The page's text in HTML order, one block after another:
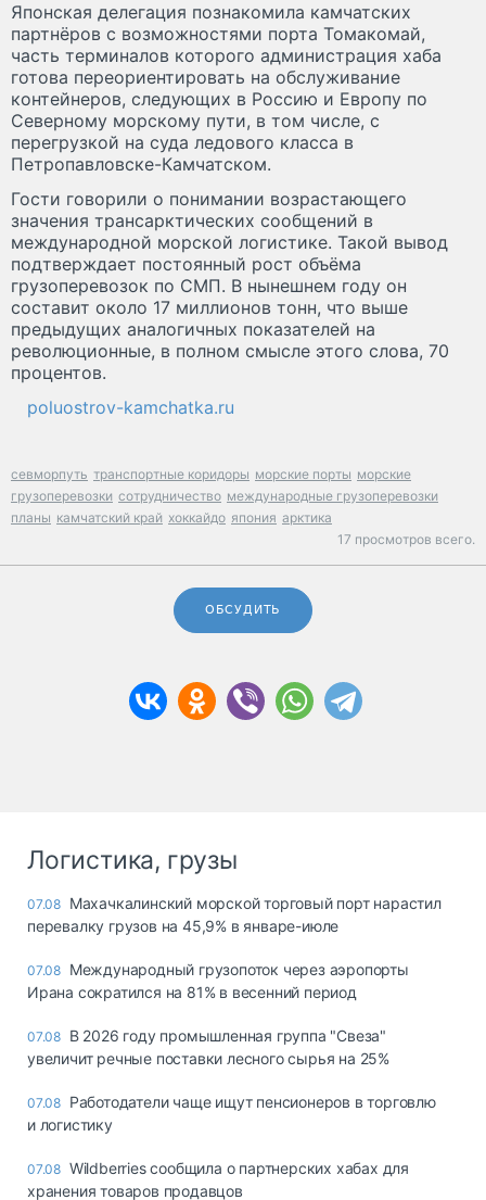
Японская делегация познакомила камчатских
партнёров с возможностями порта Томакомай,
часть терминалов которого администрация хаба
готова переориентировать на обслуживание
контейнеров, следующих в Россию и Европу по
Северному морскому пути, в том числе, с
перегрузкой на суда ледового класса в
Петропавловске-Камчатском.
Гости говорили о понимании возрастающего
значения трансарктических сообщений в
международной морской логистике. Такой вывод
подтверждает постоянный рост объёма
грузоперевозок по СМП. В нынешнем году он
составит около 17 миллионов тонн, что выше
предыдущих аналогичных показателей на
революционные, в полном смысле этого слова, 70
процентов.
poluostrov-kamchatka.ru
севморпуть транспортные коридоры морские порты морские
грузоперевозки сотрудничество международные грузоперевозки
планы камчатский край хоккайдо япония арктика
17 просмотров всего.
ОБСУДИТЬ
Логистика, грузы
07.08 Махачкалинский морской торговый порт нарастил
перевалку грузов на 45,9% в январе-июле
07.08 Международный грузопоток через аэропорты
Ирана сократился на 81% в весенний период
07.08 В 2026 году промышленная группа "Свеза"
увеличит речные поставки лесного сырья на 25%
07.08 Работодатели чаще ищут пенсионеров в торговлю
и логистику
07.08 Wildberries сообщила о партнерских хабах для
хранения товаров продавцов